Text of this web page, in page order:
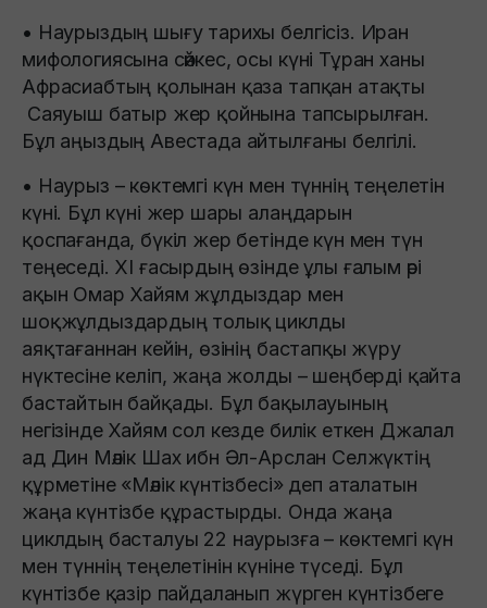
• Наурыздың шығу тарихы белгісіз. Иран
мифологиясына сәйкес, осы күні Тұран ханы
Афрасиабтың қолынан қаза тапқан атақты
Саяуыш батыр жер қойнына тапсырылған.
Бұл аңыздың Авестада айтылғаны белгілі.
• Наурыз – көктемгі күн мен түннің теңелетін
күні. Бұл күні жер шары алаңдарын
қоспағанда, бүкіл жер бетінде күн мен түн
теңеседі. XI ғасырдың өзінде ұлы ғалым әрі
ақын Омар Хайям жұлдыздар мен
шоқжұлдыздардың толық циклды
аяқтағаннан кейін, өзінің бастапқы жүру
нүктесіне келіп, жаңа жолды – шеңберді қайта
бастайтын байқады. Бұл бақылауының
негізінде Хайям сол кезде билік еткен Джалал
ад Дин Мәлік Шах ибн Әл-Арслан Селжүктің
құрметіне «Мәлік күнтізбесі» деп аталатын
жаңа күнтізбе құрастырды. Онда жаңа
циклдың басталуы 22 наурызға – көктемгі күн
мен түннің теңелетінін күніне түседі. Бұл
күнтізбе қазір пайдаланып жүрген күнтізбеге